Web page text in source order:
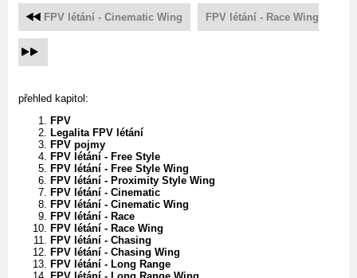
FPV létání - Cinematic Wing FPV létání - Race Wing
přehled kapitol:
FPV
Legalita FPV létání
FPV pojmy
FPV létání - Free Style
FPV létání - Free Style Wing
FPV létání - Proximity Style Wing
FPV létání - Cinematic
FPV létání - Cinematic Wing
FPV létání - Race
FPV létání - Race Wing
FPV létání - Chasing
FPV létání - Chasing Wing
FPV létání - Long Range